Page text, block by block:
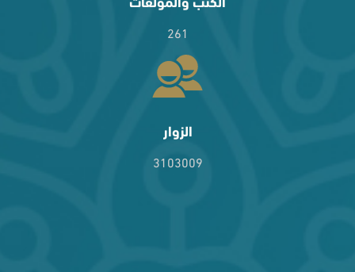
261
الزوار
3103009